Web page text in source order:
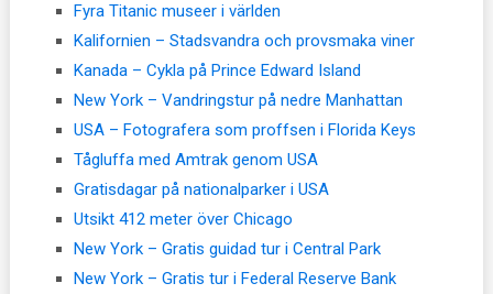
Fyra Titanic museer i världen
Kalifornien – Stadsvandra och provsmaka viner
Kanada – Cykla på Prince Edward Island
New York – Vandringstur på nedre Manhattan
USA – Fotografera som proffsen i Florida Keys
Tågluffa med Amtrak genom USA
Gratisdagar på nationalparker i USA
Utsikt 412 meter över Chicago
New York – Gratis guidad tur i Central Park
New York – Gratis tur i Federal Reserve Bank